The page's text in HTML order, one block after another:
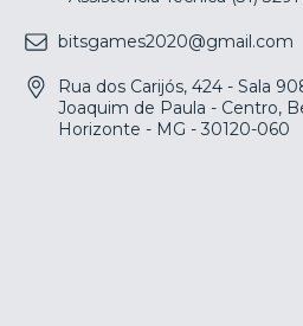
bitsgames2020@gmail.com
Rua dos Carijós, 424 - Sala
Joaquim de Paula - Centro,
Horizonte - MG - 30120-060